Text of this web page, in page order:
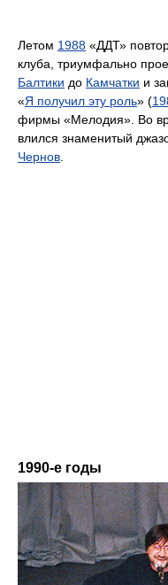
Летом 1988 «ДДТ»
клуба, триумфально
Балтики до Камчатки и
«Я получил эту роль» (
фирмы «Мелодия». Во
влился знаменитый
Чернов
1990-е годы